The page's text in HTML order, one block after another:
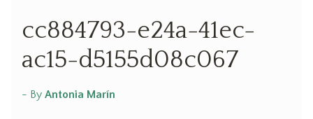
cc884793-e24a-41ec-
ac15-d5155d08c067
- By Antonia Marín